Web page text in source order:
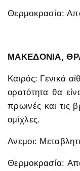
Θερμοκρασία:
ΜΑΚΕΔΟΝΙΑ,
Καιρός: Γενικά
ορατότητα θα
πρωινές και τις
ομίχλες.
Ανεμοι:
Θερμοκρασία: